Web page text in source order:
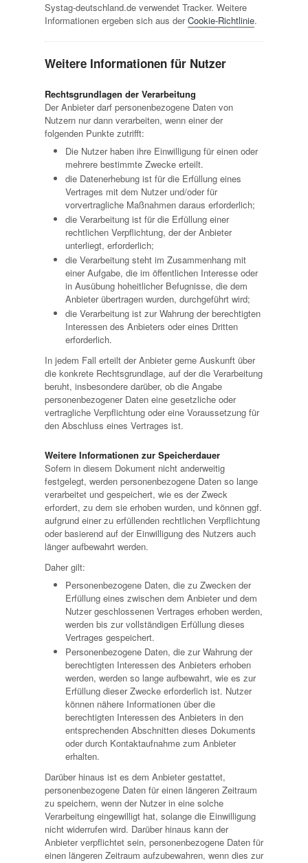
Systag-deutschland.de verwendet Tracker. Weitere
Informationen ergeben sich aus derCookie-Richtlinie.
Weitere Informationen für Nutzer
Rechtsgrundlagen der Verarbeitung
Der Anbieter darf personenbezogene Daten von
Nutzern nur dann verarbeiten, wenn einer der
folgenden Punkte zutrifft:
Die Nutzer haben ihre Einwilligung für einen oder
mehrere bestimmte Zwecke erteilt.
die Datenerhebung ist für die Erfüllung eines
Vertrages mit dem Nutzer und/oder für
vorvertragliche Maßnahmen daraus erforderlich;
die Verarbeitung ist für die Erfüllung einer
rechtlichen Verpflichtung, der der Anbieter
unterliegt, erforderlich;
die Verarbeitung steht im Zusammenhang mit
einer Aufgabe, die im öffentlichen Interesse oder
in Ausübung hoheitlicher Befugnisse, die dem
Anbieter übertragen wurden, durchgeführt wird;
die Verarbeitung ist zur Wahrung der berechtigten
Interessen des Anbieters oder eines Dritten
erforderlich.
In jedem Fall erteilt der Anbieter gerne Auskunft über
die konkrete Rechtsgrundlage, auf der die Verarbeitung
beruht, insbesondere darüber, ob die Angabe
personenbezogener Daten eine gesetzliche oder
vertragliche Verpflichtung oder eine Voraussetzung für
den Abschluss eines Vertrages ist.
Weitere Informationen zur Speicherdauer
Sofern in diesem Dokument nicht anderweitig
festgelegt, werden personenbezogene Daten so lange
verarbeitet und gespeichert, wie es der Zweck
erfordert, zu dem sie erhoben wurden, und können ggf.
aufgrund einer zu erfüllenden rechtlichen Verpflichtung
oder basierend auf der Einwilligung des Nutzers auch
länger aufbewahrt werden.
Daher gilt:
Personenbezogene Daten, die zu Zwecken der
Erfüllung eines zwischen dem Anbieter und dem
Nutzer geschlossenen Vertrages erhoben werden,
werden bis zur vollständigen Erfüllung dieses
Vertrages gespeichert.
Personenbezogene Daten, die zur Wahrung der
berechtigten Interessen des Anbieters erhoben
werden, werden so lange aufbewahrt, wie es zur
Erfüllung dieser Zwecke erforderlich ist. Nutzer
können nähere Informationen über die
berechtigten Interessen des Anbieters in den
entsprechenden Abschnitten dieses Dokuments
oder durch Kontaktaufnahme zum Anbieter
erhalten.
Darüber hinaus ist es dem Anbieter gestattet,
personenbezogene Daten für einen längeren Zeitraum
zu speichern, wenn der Nutzer in eine solche
Verarbeitung eingewilligt hat, solange die Einwilligung
nicht widerrufen wird. Darüber hinaus kann der
Anbieter verpflichtet sein, personenbezogene Daten für
einen längeren Zeitraum aufzubewahren, wenn dies zur